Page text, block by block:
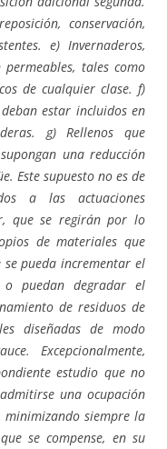
conservación,
e) Invernaderos,
tales como
de cualquier clase. f)
estar incluidos en
g) Rellenos que
una reducción
Este supuesto no es de
a las actuaciones
que se regirán por lo
de materiales que
pueda incrementar el
puedan degradar el
de residuos de
diseñadas de modo
Excepcionalmente,
estudio que no
una ocupación
siempre la
se compense, en su